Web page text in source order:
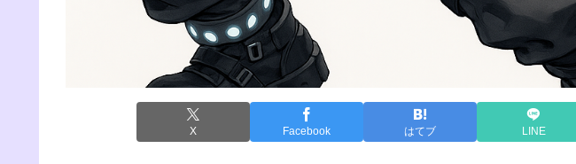
X Facebook はてブ LINE